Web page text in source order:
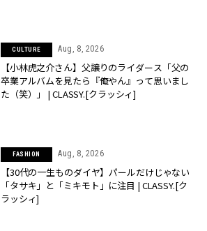
CULTURE Aug, 8, 2026
【小林虎之介さん】父譲りのライダース「父の
卒業アルバムを見たら『俺やん』って思いまし
た（笑）」 | CLASSY.[クラッシィ]
FASHION Aug, 8, 2026
【30代の一生ものダイヤ】パールだけじゃない
「タサキ」と「ミキモト」に注目 | CLASSY.[ク
ラッシィ]